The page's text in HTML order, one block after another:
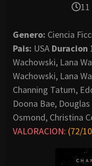
Genero: Ciencia
Pais: USA Duracion
Wachowski, Lana
Wachowski, Lana
Channing Tatum,
Doona Bae,
Osmond, Christina
VALORACION: (72/